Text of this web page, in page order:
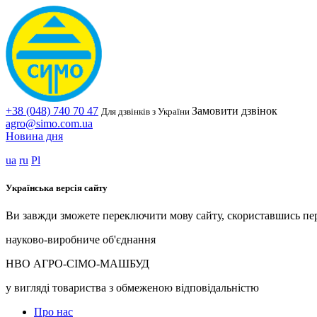
+38 (048) 740 70 47 Для дзвінків з України Замовити дзвінок
agro@simo.com.ua
Новина дня
ua ru Pl
Українська версія сайту
Ви завжди зможете переключити мову сайту, скориставшись
науково-виробниче об'єднання
НВО АГРО-СІМО-МАШБУД
у вигляді товариства з обмеженою відповідальністю
Про нас